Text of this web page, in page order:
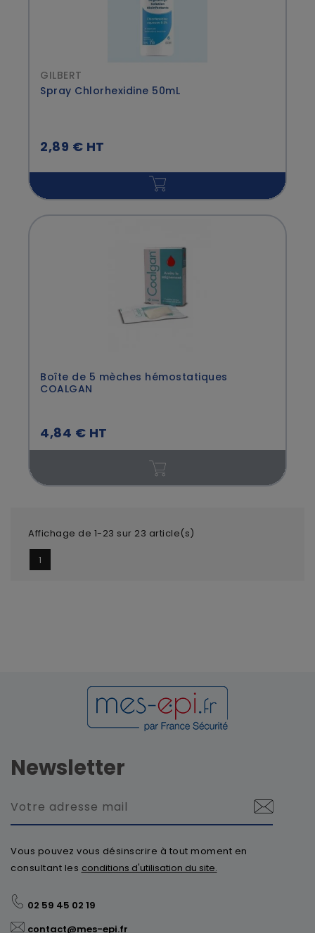
GILBERT
Spray Chlorhexidine 50mL
2,89 € HT
Boîte de 5 mèches hémostatiques
COALGAN
4,84 € HT
Affichage de 1-23 sur 23 article(s)
1
Newsletter
Vous pouvez vous désinscrire à tout moment en
consultant les conditions d'utilisation du site.
02 59 45 02 19
contact@mes-epi.fr